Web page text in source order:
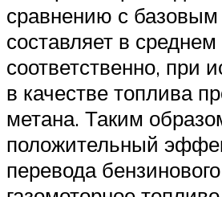
сравнению с базовым
составляет в
соответственно, при
в качестве топлива
метана. Таким
положительный
перевода